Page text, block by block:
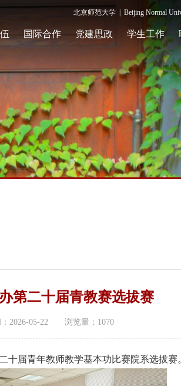
国际合作 党建思政 学生工作
北京师范大学 Beijing Normal
第二十届青教赛选拔赛
：2026-05-22 浏览量： 1070
十届青年教师教学基本功比赛院系选拔赛